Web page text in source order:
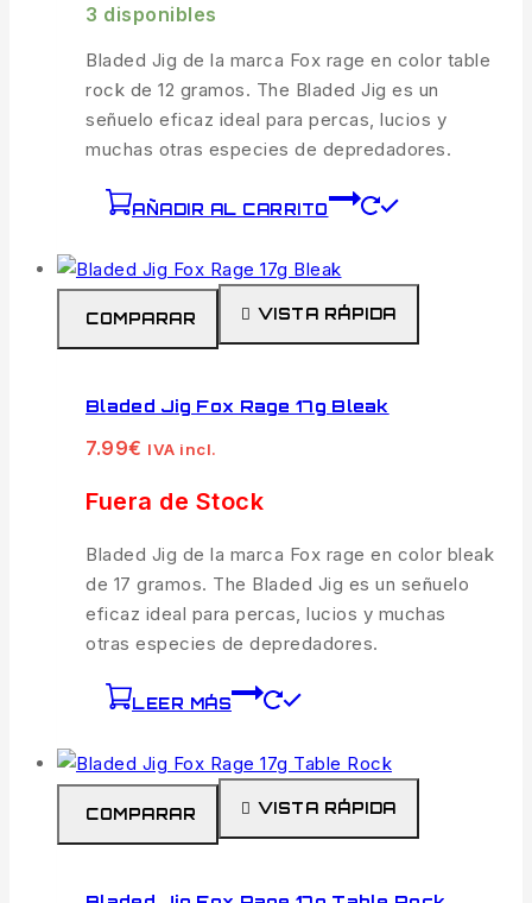
3 disponibles
Bladed Jig de la marca Fox rage en color table
rock de 12 gramos. The Bladed Jig es un
señuelo eficaz ideal para percas, lucios y
muchas otras especies de depredadores.
AÑADIR AL CARRITO
COMPARAR VISTA RÁPIDA
Bladed Jig Fox Rage 17g Bleak
7.99€ IVA incl.
Fuera de Stock
Bladed Jig de la marca Fox rage en color bleak
de 17 gramos. The Bladed Jig es un señuelo
eficaz ideal para percas, lucios y muchas
otras especies de depredadores.
LEER MÁS
COMPARAR VISTA RÁPIDA